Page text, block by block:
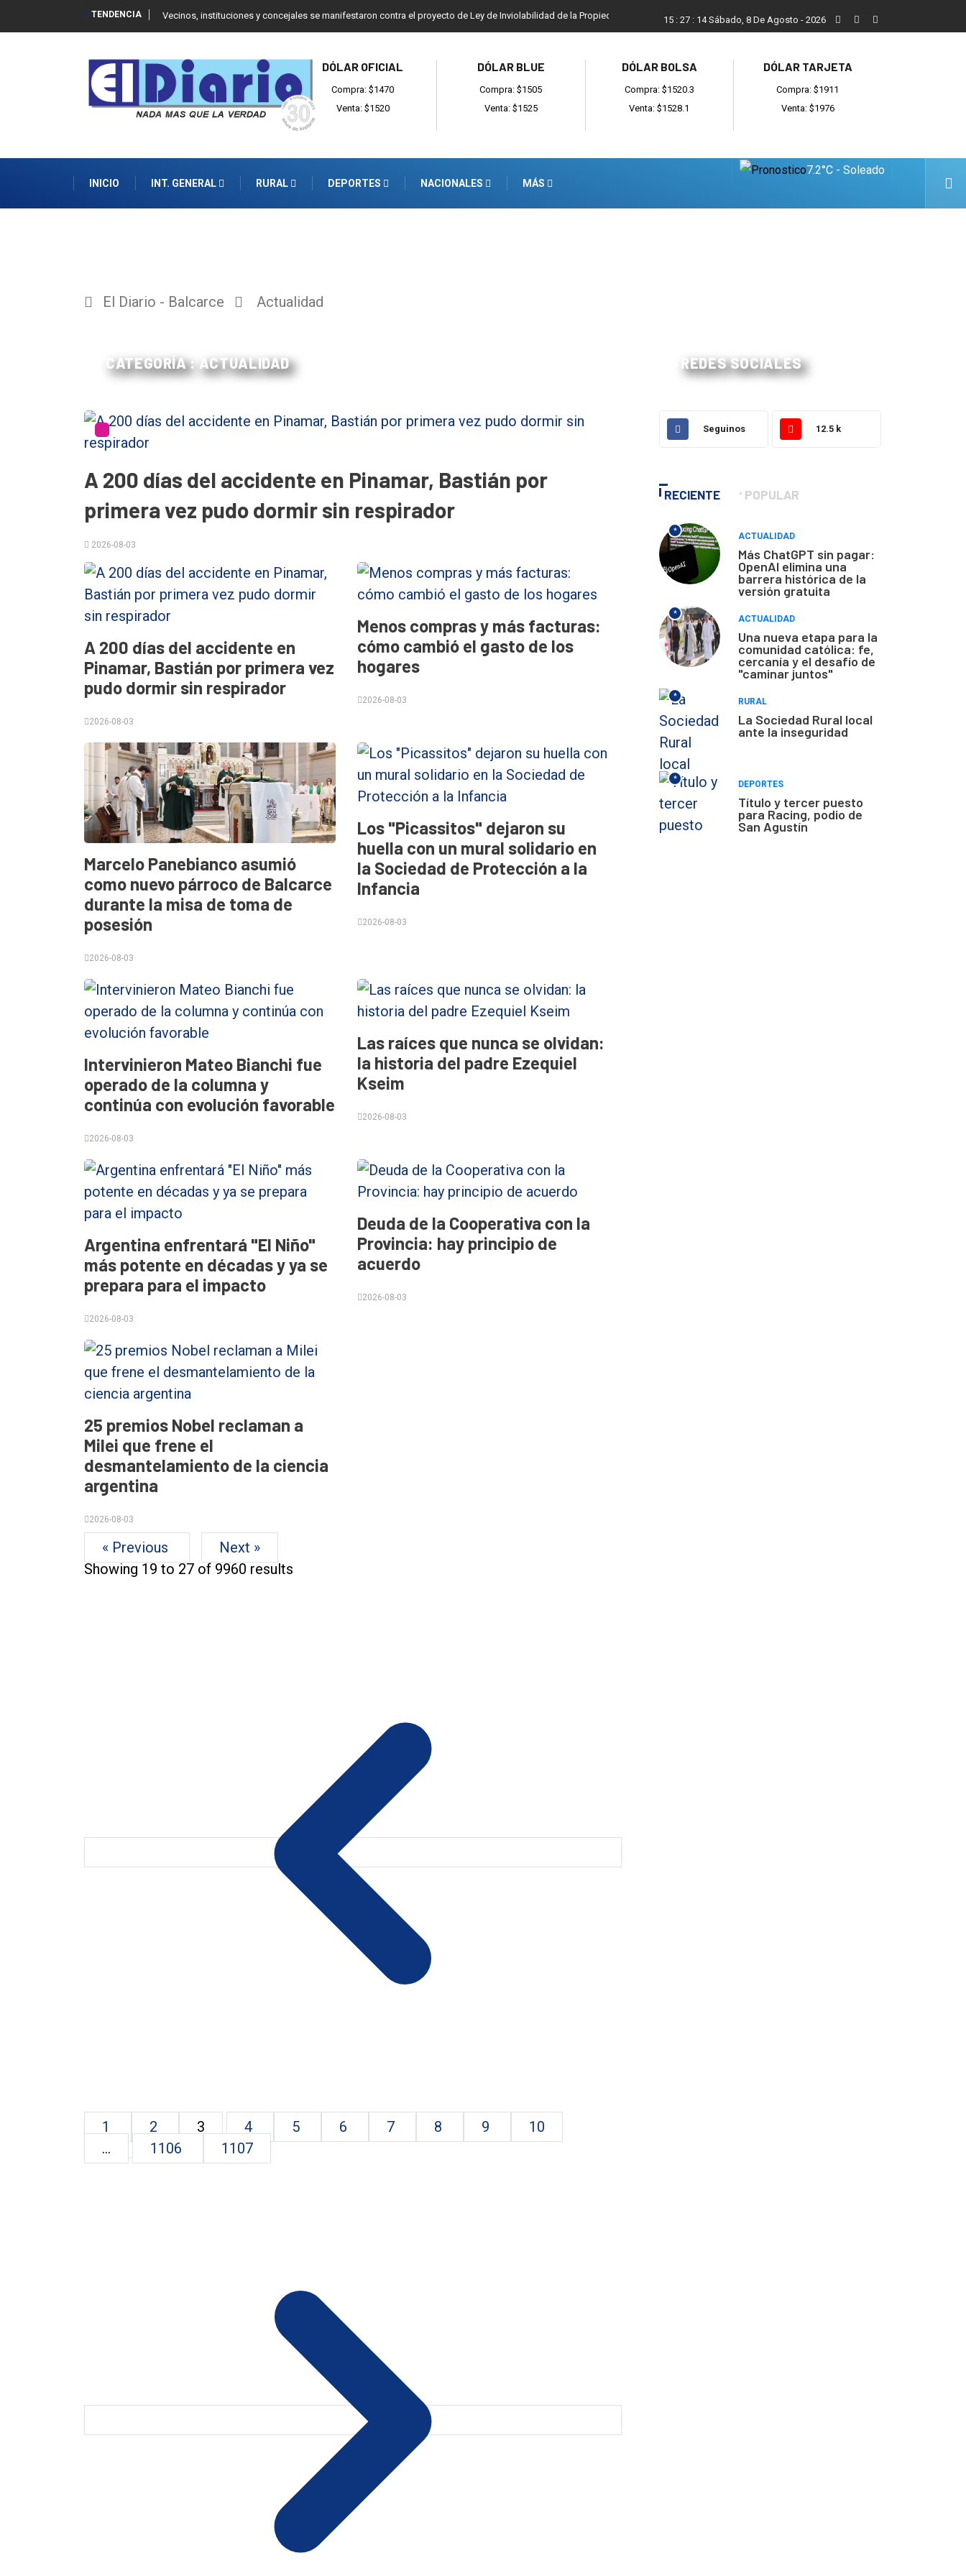
TENDENCIA Vecinos, instituciones y concejales se manifestaron contra el proyecto de Ley de Inviolabilidad de la Propiedad Privada Reino recibió a instituciones y confirmó gestiones para
15 : 27 : 15 Sábado, 8 De Agosto - 2026
DÓLAR OFICIAL
Compra: $1470
Venta: $1520
DÓLAR BLUE
Compra: $1505
Venta: $1525
DÓLAR BOLSA
Compra: $1520.3
Venta: $1528.1
DÓLAR TARJETA
Compra: $1911
Venta: $1976
INICIO INT. GENERAL RURAL DEPORTES NACIONALES MÁS
7.2°C - Soleado
El Diario - Balcarce Actualidad
CATEGORÍA : ACTUALIDAD
A 200 días del accidente en Pinamar, Bastián por
primera vez pudo dormir sin respirador
2026-08-03
A 200 días del accidente en
Pinamar, Bastián por primera vez
pudo dormir sin respirador
2026-08-03
Menos compras y más facturas:
cómo cambió el gasto de los
hogares
2026-08-03
Marcelo Panebianco asumió
como nuevo párroco de Balcarce
durante la misa de toma de
posesión
2026-08-03
Los "Picassitos" dejaron su
huella con un mural solidario en
la Sociedad de Protección a la
Infancia
2026-08-03
Intervinieron Mateo Bianchi fue
operado de la columna y
continúa con evolución favorable
2026-08-03
Las raíces que nunca se olvidan:
la historia del padre Ezequiel
Kseim
2026-08-03
Argentina enfrentará "El Niño"
más potente en décadas y ya se
prepara para el impacto
2026-08-03
Deuda de la Cooperativa con la
Provincia: hay principio de
acuerdo
2026-08-03
25 premios Nobel reclaman a
Milei que frene el
desmantelamiento de la ciencia
argentina
2026-08-03
« Previous
Next »
Showing 19 to 27 of 9960 results
1 2 3 4 5 6 7 8 9
10
...
1106 1107
REDES SOCIALES
Seguinos 12.5 k
RECIENTE POPULAR
*
ACTUALIDAD
Más ChatGPT sin pagar:
OpenAI elimina una
barrera histórica de la
versión gratuita
*
ACTUALIDAD
Una nueva etapa para la
comunidad católica: fe,
cercanía y el desafío de
"caminar juntos"
*
RURAL
La Sociedad Rural local
ante la inseguridad
*
DEPORTES
Título y tercer puesto
para Racing, podio de
San Agustín